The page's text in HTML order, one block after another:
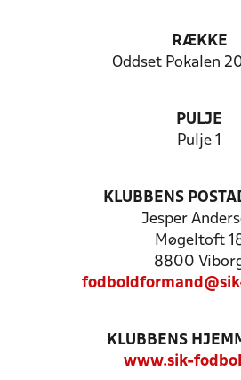
RÆKKE
Oddset Pokalen
PULJE
Pulje 1
KLUBBENS
Jesper
Møgeltoft
8800
KLUBBENS
www.sik-